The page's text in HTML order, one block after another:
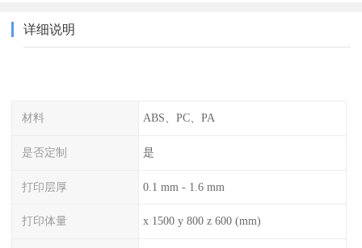
详细说明
材料 ABS、PC、PA
是否定制 是
打印层厚 0.1 mm - 1.6 mm
打印体量 x 1500 y 800 z 600 (mm)